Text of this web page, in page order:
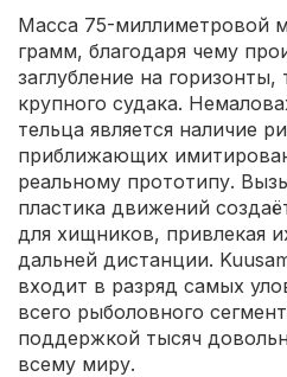
Масса 75-миллиметровой
грамм, благодаря чему
заглубление на
крупного судака.
тельца является наличие
приближающих
реальному прототипу.
пластика движений
для хищников, привлекая
дальней дистанции.
входит в разряд самых
всего рыболовного
поддержкой тысяч
всему миру.